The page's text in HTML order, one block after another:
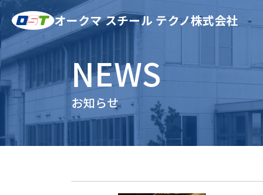
オークマ スチール テクノ株式会社
NEWS
お知らせ